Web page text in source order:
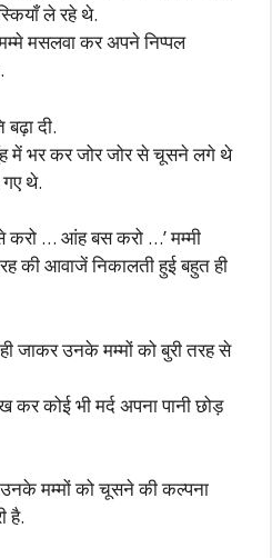
ले रहे थे.
मसलवा कर अपने निप्पल
दी.
में भर कर जोर जोर से चूसने लगे थे
थे.
… आंह बस करो …’ मम्मी
की आवाजें निकालती हुई बहुत ही
जाकर उनके मम्मों को बुरी तरह से
कर कोई भी मर्द अपना पानी छोड़
मम्मों को चूसने की कल्पना
है.